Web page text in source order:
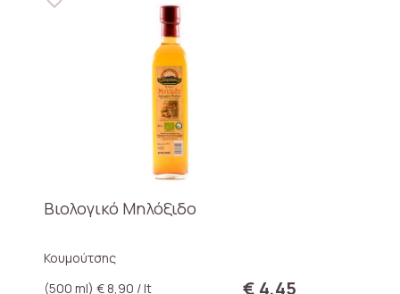
Βιολογικό Μηλόξιδο
Κουμούτσης
(500 ml) € 8,90 / lt
€ 4,45